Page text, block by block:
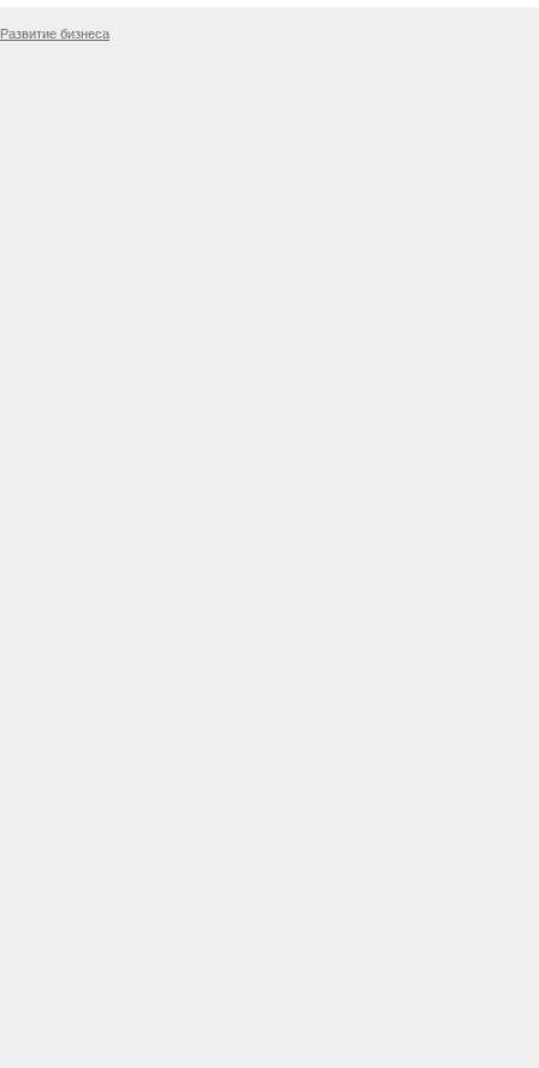
Развитие бизнеса